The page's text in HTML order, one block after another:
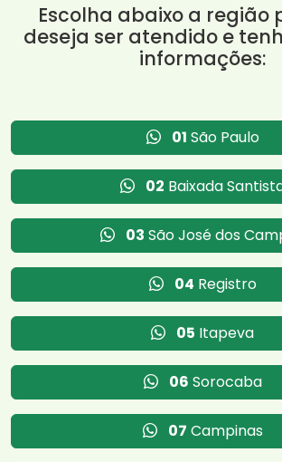
Escolha abaixo a região
deseja ser atendido e
informações:
01 São Paulo
02 Baixada
03 São José dos
04 Registro
05 Itapeva
06 Sorocaba
07 Campinas